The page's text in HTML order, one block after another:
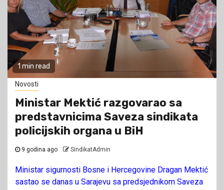
1 min read
Novosti
Ministar Mektić razgovarao sa
predstavnicima Saveza sindikata
policijskih organa u BiH
9 godina ago SindikatAdmin
Ministar sigurnosti Bosne i Hercegovine Dragan Mektić
sastao se danas u Sarajevu sa predsjednikom Saveza